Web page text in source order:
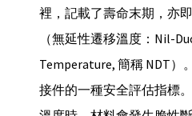
裡，記載了壽命末期，亦
（無延性遷移溫度：Nil-
Temperature, 簡稱 NDT）
接件的一種安全評估指標